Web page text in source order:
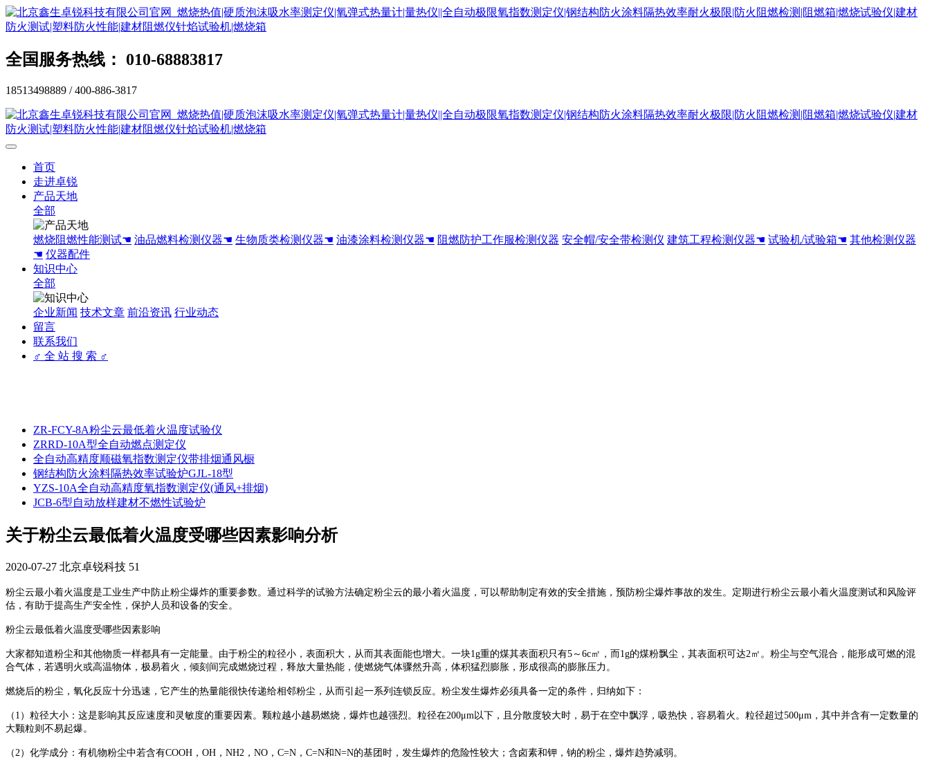
全国服务热线： 010-68883817
18513498889 / 400-886-3817
首页
走进卓锐
产品天地
全部
燃烧阻燃性能测试☚ 油品燃料检测仪器☚ 生物质类检测仪器☚ 油漆涂料检测仪器☚ 阻燃防护工作服检测仪器 安全帽/安全带检测仪 建筑工程检测仪器☚ 试验机/试验箱☚ 其他检测仪器
☚ 仪器配件
知识中心
全部
企业新闻 技术文章 前沿资讯 行业动态
留言
联系我们
♂ 全 站 搜 索 ♂
ZR-FCY-8A粉尘云最低着火温度试验仪
ZRRD-10A型全自动燃点测定仪
全自动高精度顺磁氧指数测定仪带排烟通风橱
钢结构防火涂料隔热效率试验炉GJL-18型
YZS-10A全自动高精度氧指数测定仪(通风+排烟)
JCB-6型自动放样建材不燃性试验炉
关于粉尘云最低着火温度受哪些因素影响分析
2020-07-27 北京卓锐科技 51
粉尘云最小着火温度是工业生产中防止粉尘爆炸的重要参数。通过科学的试验方法确定粉尘云的最小着火温度，可以帮助制定有效的安全措施，预防粉尘爆炸事故的发生。定期进行粉尘云最小着火温度测试和风险评
估，有助于提高生产安全性，保护人员和设备的安全。
粉尘云最低着火温度受哪些因素影响
大家都知道粉尘和其他物质一样都具有一定能量。由于粉尘的粒径小，表面积大，从而其表面能也增大。一块1g重的煤其表面积只有5～6c㎡，而1g的煤粉飘尘，其表面积可达2㎡。粉尘与空气混合，能形成可燃的混
合气体，若遇明火或高温物体，极易着火，倾刻间完成燃烧过程，释放大量热能，使燃烧气体骤然升高，体积猛烈膨胀，形成很高的膨胀压力。
燃烧后的粉尘，氧化反应十分迅速，它产生的热量能很快传递给相邻粉尘，从而引起一系列连锁反应。粉尘发生爆炸必须具备一定的条件，归纳如下：
（1）粒径大小：这是影响其反应速度和灵敏度的重要因素。颗粒越小越易燃烧，爆炸也越强烈。粒径在200μm以下，且分散度较大时，易于在空中飘浮，吸热快，容易着火。粒径超过500μm，其中并含有一定数量的
大颗粒则不易起爆。
（2）化学成分：有机物粉尘中若含有COOH，OH，NH2，NO，C=N，C=N和N=N的基团时，发生爆炸的危险性较大；含卤素和钾，钠的粉尘，爆炸趋势减弱。